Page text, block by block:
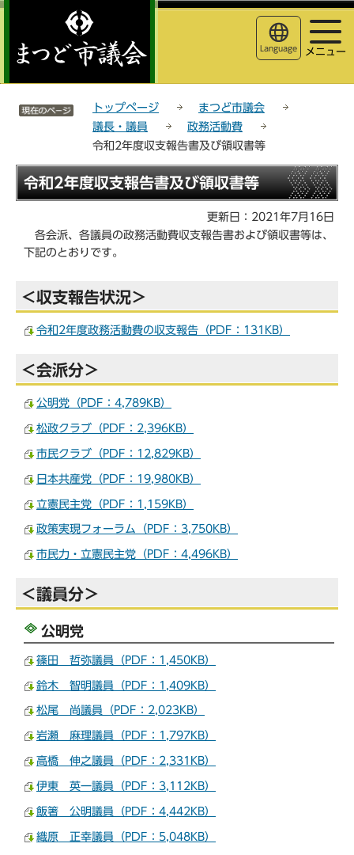
こ
サ
このページの本文へ移動
Language メニュー
サイトメニューここまで
トップページ
まつど市議会
議長・議員
政務活動費
令和2年度収支報告書及び領収書等
令和2年度収支報告書及び領収書等
更新日：2021年7月16日
各会派、各議員の政務活動費収支報告書および領収書等は、
下記のとおりです。
＜収支報告状況＞
令和2年度政務活動費の収支報告（PDF：131KB）
＜会派分＞
公明党（PDF：4,789KB）
松政クラブ（PDF：2,396KB）
市民クラブ（PDF：12,829KB）
日本共産党（PDF：19,980KB）
立憲民主党（PDF：1,159KB）
政策実現フォーラム（PDF：3,750KB）
市民力・立憲民主党（PDF：4,496KB）
＜議員分＞
公明党
篠田 哲弥議員（PDF：1,450KB）
鈴木 智明議員（PDF：1,409KB）
松尾 尚議員（PDF：2,023KB）
岩瀬 麻理議員（PDF：1,797KB）
高橋 伸之議員（PDF：2,331KB）
伊東 英一議員（PDF：3,112KB）
飯箸 公明議員（PDF：4,442KB）
織原 正幸議員（PDF：5,048KB）